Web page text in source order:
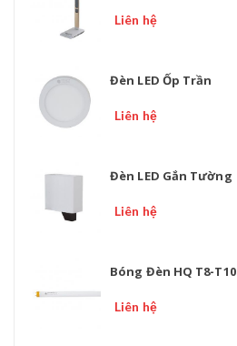
Liên hệ
Đèn LED Ốp Trần
Liên hệ
Đèn LED Gắn Tường
Liên hệ
Bóng Đèn HQ T8-T10
Liên hệ